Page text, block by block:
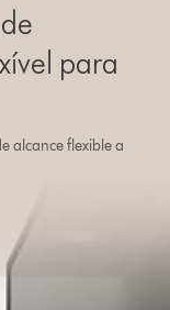
para
alcance flexible a